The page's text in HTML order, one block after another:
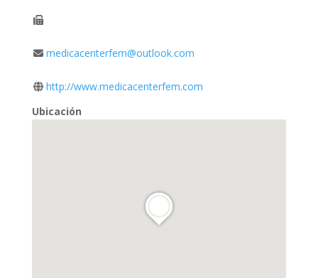
medicacenterfem@outlook.com
http://www.medicacenterfem.com
Ubicación